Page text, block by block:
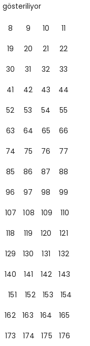
gösteriliyor
8 9 10
11
19 20 21
22
30 31 32
33
41 42 43
44
52 53 54
55
63 64 65
66
74 75 76
77
85 86 87
88
96 97 98
99
107 108 109
110
118 119 120
121
129 130 131
132
140 141 142
143
151 152 153
154
162 163 164
165
173 174 175
176